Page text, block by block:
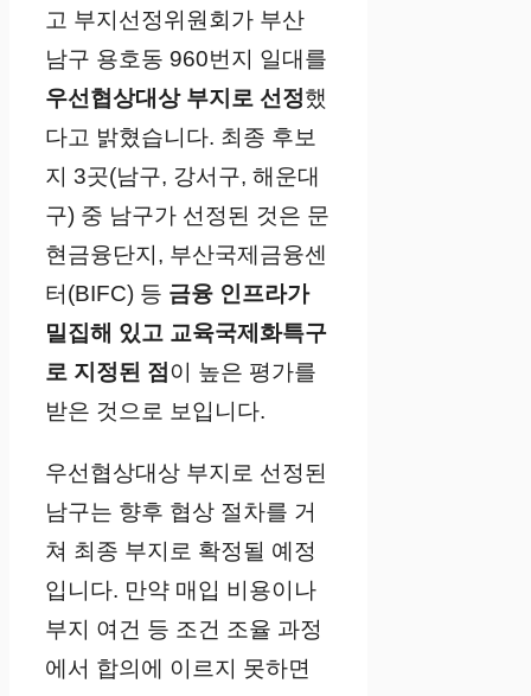
고 부지선정위원회가 부산
남구 용호동 960번지 일대를
우선협상대상 부지로 선정했
다고 밝혔습니다. 최종 후보
지 3곳(남구, 강서구, 해운대
구) 중 남구가 선정된 것은 문
현금융단지, 부산국제금융센
터(BIFC) 등 금융 인프라가
밀집해 있고 교육국제화특구
로 지정된 점 이 높은 평가를
받은 것으로 보입니다.
우선협상대상 부지로 선정된
남구는 향후 협상 절차를 거
쳐 최종 부지로 확정될 예정
입니다. 만약 매입 비용이나
부지 여건 등 조건 조율 과정
에서 합의에 이르지 못하면